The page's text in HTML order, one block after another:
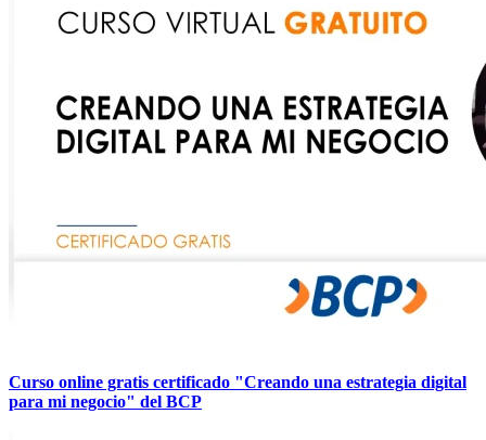
Curso online gratis certificado "Creando una estrategia digital
para mi negocio" del BCP